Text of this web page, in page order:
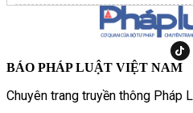
BÁO PHÁP LUẬT VIỆT NAM
Chuyên trang truyền thông Pháp